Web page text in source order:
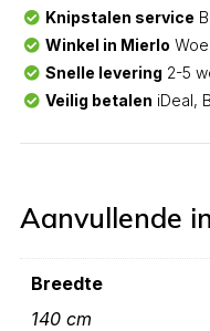
Knipstalen service
Winkel in Mierlo
Snelle levering 2-5
Veilig betalen iDeal,
Aanvullende
Breedte
140 cm